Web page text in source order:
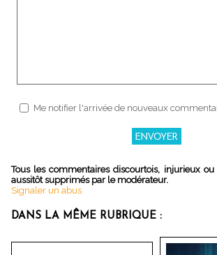
Me notifier l'arrivée de nouveaux
Tous les commentaires discourtois, injurieux
aussitôt supprimés par le modérateur.
Signaler un abus
DANS LA MÊME RUBRIQUE :